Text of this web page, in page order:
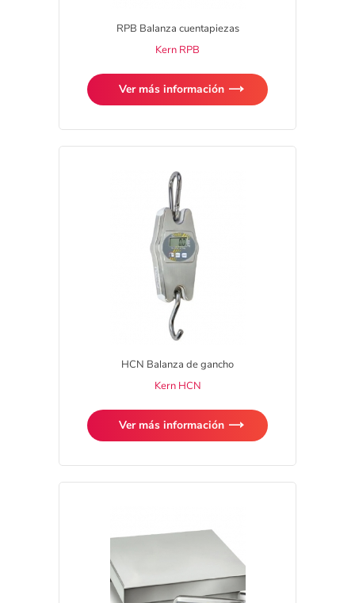
RPB Balanza cuentapiezas
Kern RPB
Ver más información
HCN Balanza de gancho
Kern HCN
Ver más información